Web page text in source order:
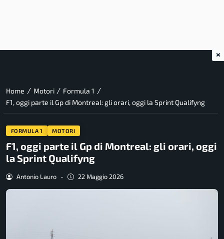
Home / Motori / Formula 1 /
F1, oggi parte il Gp di Montreal: gli orari, oggi la Sprint Qualifyng
FORMULA 1 MOTORI
F1, oggi parte il Gp di Montreal: gli orari, oggi
la Sprint Qualifyng
Antonio Lauro - 22 Maggio 2026
×